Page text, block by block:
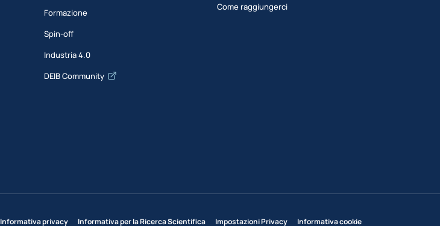
Formazione
Spin-off
Industria 4.0
DEIB Community
Come raggiungerci
Informativa privacy Informativa per la Ricerca Scientifica Impostazioni Privacy Informativa cookie